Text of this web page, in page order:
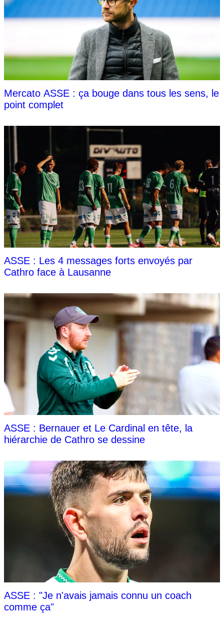
Mercato ASSE : ça bouge dans tous les sens, le
point complet
ASSE : Les 4 messages forts envoyés par
Cathro face à Lausanne
ASSE : Bernauer et Le Cardinal en tête, la
hiérarchie de Cathro se dessine
ASSE : "Je n'avais jamais connu un coach
comme ça"